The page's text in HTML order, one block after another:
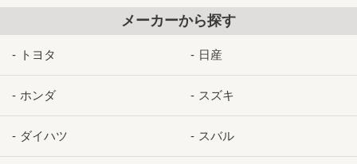
メーカーから探す
トヨタ 日産
ホンダ スズキ
ダイハツ スバル